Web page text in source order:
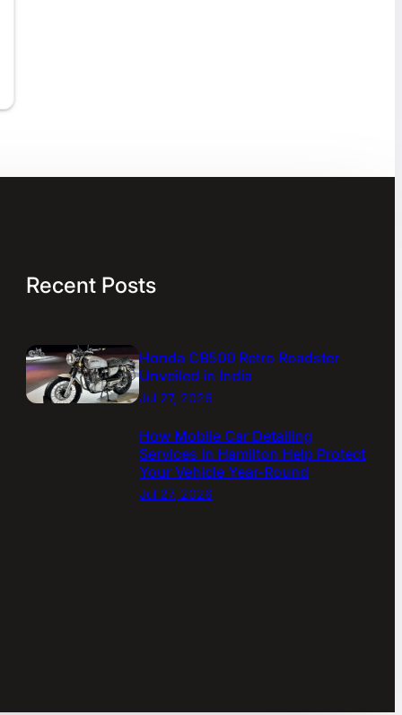
Recent Posts
Honda CB500 Retro Roadster
Unveiled in India
Jul 27, 2026
How Mobile Car Detailing
Services in Hamilton Help Protect
Your Vehicle Year-Round
Jul 27, 2026